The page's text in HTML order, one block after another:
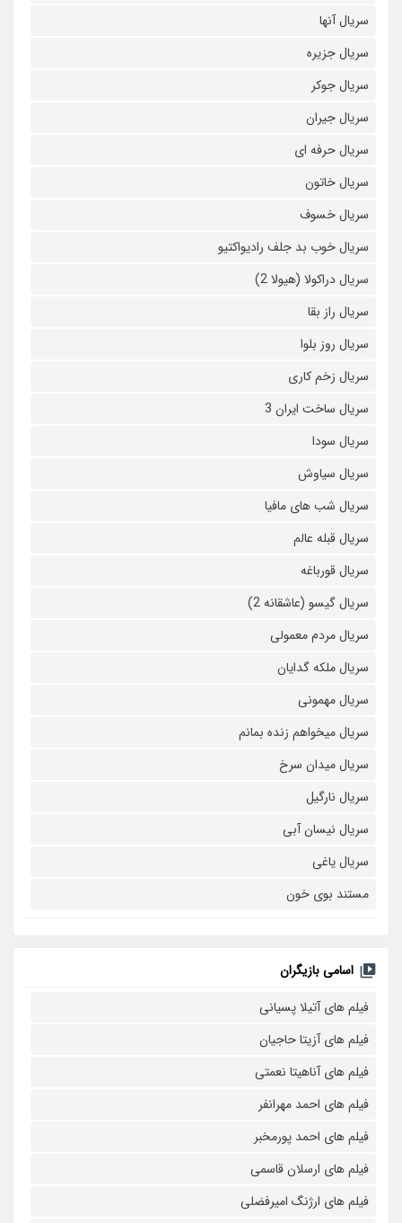
سریال آنها
سریال جزیره
سریال جوکر
سریال جیران
سریال حرفه ای
سریال خاتون
سریال خسوف
سریال خوب بد جلف رادیواکتیو
سریال دراکولا (هیولا 2)
سریال راز بقا
سریال روز بلوا
سریال زخم کاری
سریال ساخت ایران 3
سریال سودا
سریال سیاوش
سریال شب های مافیا
سریال قبله عالم
سریال قورباغه
سریال گیسو (عاشقانه 2)
سریال مردم معمولی
سریال ملکه گدایان
سریال مهمونی
سریال میخواهم زنده بمانم
سریال میدان سرخ
سریال نارگیل
سریال نیسان آبی
سریال یاغی
مستند بوی خون
اسامی بازیگران
فیلم های آتیلا پسیانی
فیلم های آزیتا حاجیان
فیلم های آناهیتا نعمتی
فیلم های احمد مهرانفر
فیلم های احمد پورمخبر
فیلم های ارسلان قاسمی
فیلم های ارژنگ امیرفضلی